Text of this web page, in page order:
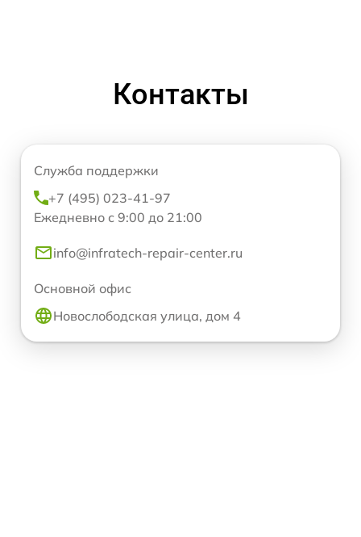
Контакты
Служба поддержки
+7 (495) 023-41-97
Ежедневно с 9:00 до 21:00
info@infratech-repair-center.ru
Основной офис
Новослободская улица, дом 4